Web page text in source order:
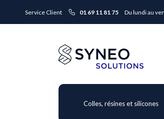
Service Client 01 69 11 81 75 Du lundi au
Colles, résines et silicones